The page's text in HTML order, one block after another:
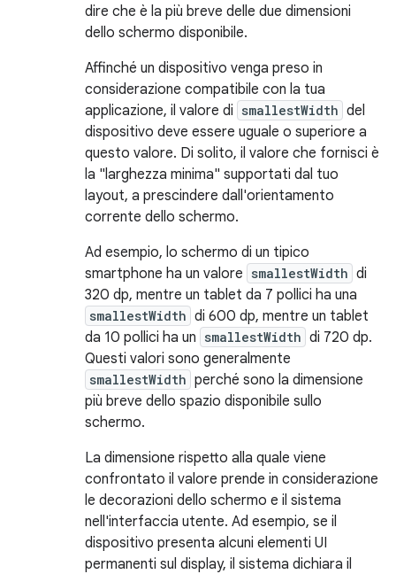
dire che è la più breve delle due dimensioni
dello schermo disponibile.
Affinché un dispositivo venga preso in
considerazione compatibile con la tua
applicazione, il valore di smallestWidth del
dispositivo deve essere uguale o superiore a
questo valore. Di solito, il valore che fornisci è
la "larghezza minima" supportati dal tuo
layout, a prescindere dall'orientamento
corrente dello schermo.
Ad esempio, lo schermo di un tipico
smartphone ha un valore smallestWidth di
320 dp, mentre un tablet da 7 pollici ha una
smallestWidth di 600 dp, mentre un tablet
da 10 pollici ha un smallestWidth di 720 dp.
Questi valori sono generalmente
smallestWidth perché sono la dimensione
più breve dello spazio disponibile sullo
schermo.
La dimensione rispetto alla quale viene
confrontato il valore prende in considerazione
le decorazioni dello schermo e il sistema
nell'interfaccia utente. Ad esempio, se il
dispositivo presenta alcuni elementi UI
permanenti sul display, il sistema dichiara il